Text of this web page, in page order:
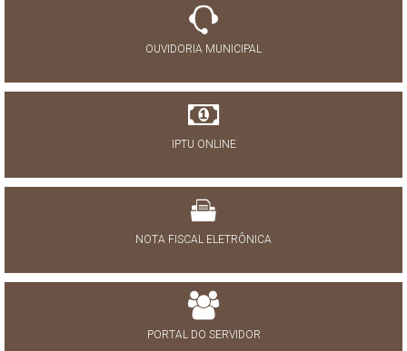
OUVIDORIA MUNICIPAL
IPTU ONLINE
NOTA FISCAL ELETRÔNICA
PORTAL DO SERVIDOR